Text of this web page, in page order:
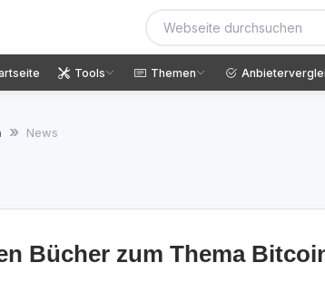
Tools Themen
News
Bücher zum Thema